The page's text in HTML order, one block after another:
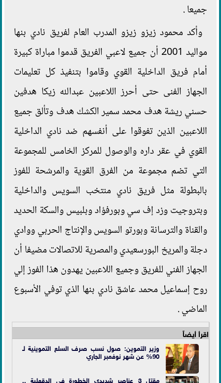
جميعا .
وأكد محمود زيزو زيزو المدرب العام لفريق نادي بنها
مواليد 2001 أن جميع لاعبي الفريق قدموا مباراة كبيرة
أمام فريق الداخلية القوي وقاموا بتنفيذ كل تعليمات
الجهاز الفنى حتى أحرز اللاعبين عبدالله زيكا هدفين
حسني ريشة هدف محمد سمير الكشك هدف وتألق جميع
اللاعبين الذين تفوقوا على أنفسهم ضد نادي الداخلية
القوي في عقر داره والوصول للمركز الخامس للمجموعة
التي تضم مجموعة من الفرق القوية والمرشحة للفوز
بالبطولة مثل فريق نادي منتخب السويس والداخلية
وبتروجيت وزد إف سي وبورفؤاد وبلبيس والسكة الحديد
والقناة والترسانة وبورتو السويس والإنتاج الحربي ووادي
دجلة والمريخ البورسعيدي والمصرية للاتصالات مضيفا أن
الجهاز الفني للفريق وجميع اللاعبين يهدون هذا الفوز إلي
روح إسماعيل محمد عاشق نادي بنها الذي توفي الأسبوع
الماضي .
اقرأ أيضاً
وزير التموين: صول نسب صرف السلع التموينية لـ
90% عن شهر نوفمبر الجاري
مقتل 3 عناصر شديدي الخطورة في الدقهلية ..